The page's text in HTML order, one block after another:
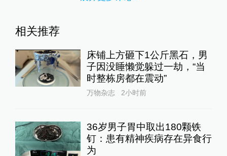
相关推荐
床铺上方砸下1公斤黑石，男
子因没睡懒觉躲过一劫，“当
时整栋房都在震动”
万物杂志 2小时前
36岁男子胃中取出180颗铁
钉：患有精神疾病存在异食行
为